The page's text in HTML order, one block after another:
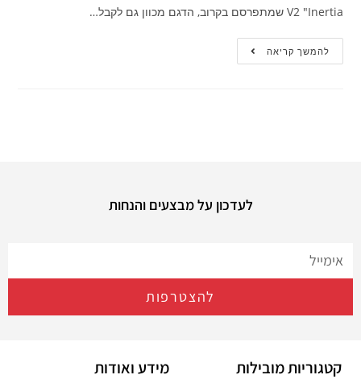
V2 "Inertia שמתפרסם בקרוב, הדגם מכוון גם לקבל…
להמשך קריאה
לעדכון על מבצעים והנחות
להצטרפות
קטגוריות מובילות מידע ואודות